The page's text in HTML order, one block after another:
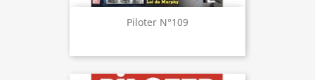
Piloter N°109